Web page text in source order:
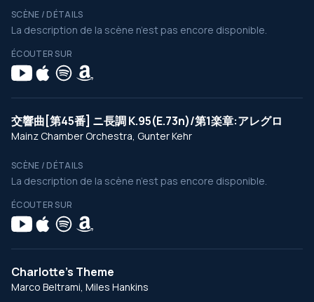
SCÈNE / DÉTAILS
La description de la scène n’est pas encore disponible.
ÉCOUTER SUR
交響曲[第45番] ニ長調 K.95(E.73n)/第1楽章:アレグロ
Mainz Chamber Orchestra, Gunter Kehr
SCÈNE / DÉTAILS
La description de la scène n’est pas encore disponible.
ÉCOUTER SUR
Charlotte's Theme
Marco Beltrami, Miles Hankins